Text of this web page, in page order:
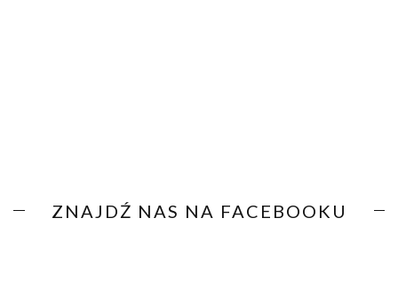
ZNAJDŹ NAS NA FACEBOOKU